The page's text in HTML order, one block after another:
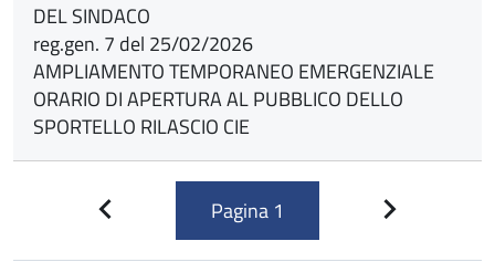
DEL SINDACO
reg.gen. 7 del 25/02/2026
AMPLIAMENTO TEMPORANEO EMERGENZIALE
ORARIO DI APERTURA AL PUBBLICO DELLO
SPORTELLO RILASCIO CIE
Pagina 1